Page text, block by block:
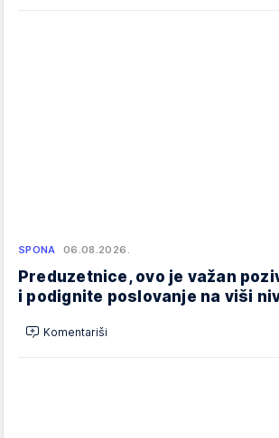
SPONA 06.08.2026.
Preduzetnice, ovo je važan
i podignite poslovanje na viši
Komentariši